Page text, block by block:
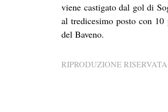
viene castigato dal gol di
al tredicesimo posto con
del Baveno.
RIPRODUZIONE